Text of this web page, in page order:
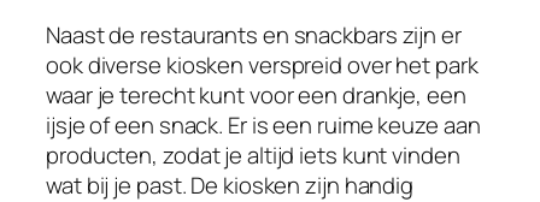
Naast de restaurants en snackbars zijn er
ook diverse kiosken verspreid over het park
waar je terecht kunt voor een drankje, een
ijsje of een snack. Er is een ruime keuze aan
producten, zodat je altijd iets kunt vinden
wat bij je past. De kiosken zijn handig